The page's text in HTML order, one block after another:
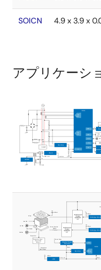
が、なされているが駆
出力を保証します。 Rx
の高インピーダンス状
ットダウン回路は消費
力を無効にし、ダメー
SOICN 4.9 x 3.9 x
アプリケーシ